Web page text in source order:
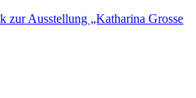
zur Ausstellung „Katharina Grosse